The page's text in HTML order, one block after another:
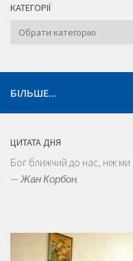
КАТЕГОРІЇ
Категорії
БІЛЬШЕ...
ЦИТАТА ДНЯ
Бог ближчий до нас, ніж ми
—Жан Корбон.